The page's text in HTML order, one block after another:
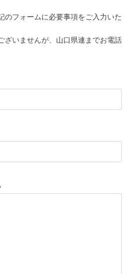
のフォームに必要事項をご入力いた
ざいませんが、山口県連までお電話